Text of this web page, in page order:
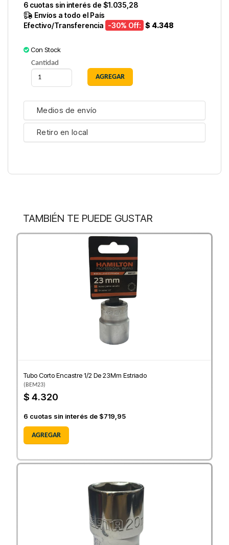
6 cuotas sin interés de $1.035,28
Envíos a todo el País
Efectivo/Transferencia -30% Off: $ 4.348
Con Stock
Cantidad
Medios de envío
Retiro en local
TAMBIÉN TE PUEDE GUSTAR
Tubo Corto Encastre 1/2 De 23Mm Estriado
(BEM23)
$ 4.320
6 cuotas sin interés de $719,95
AGREGAR